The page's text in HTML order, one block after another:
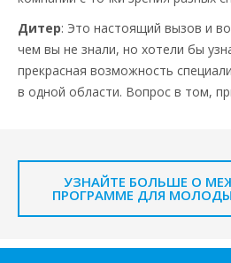
Дитер: Это настоящий вызов и
чем вы не знали, но хотели бы
прекрасная возможность
в одной области. Вопрос в том,
УЗНАЙТЕ БОЛЬШЕ О
ПРОГРАММЕ ДЛЯ